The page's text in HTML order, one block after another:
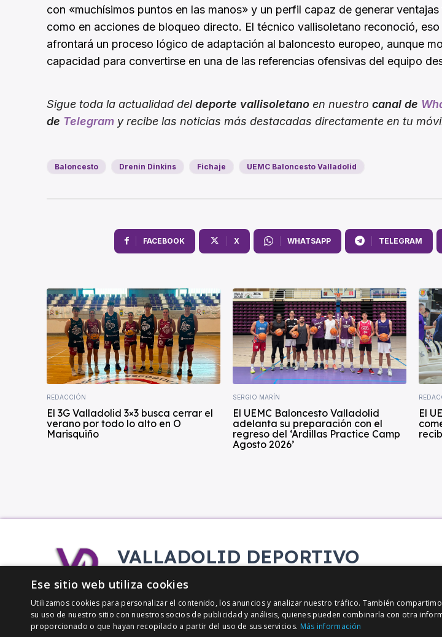
con «muchísimos puntos en las manos» y un perfil capaz de generar
como en acciones de bloqueo directo. El técnico vallisoletano reconoció,
afrontará un proceso lógico de adaptación al baloncesto europeo, aunque
capacidad para convertirse en una de las referencias ofensivas del equipo
Sigue toda la actualidad deldeporte vallisoletano en nuestro canal de
de Telegram y recibe las noticias más destacadas directamente en tu
Baloncesto Drenin Dinkins Fichaje UEMC Baloncesto Valladolid
FACEBOOK X WHATSAPP TELEGRAM
REDACCIÓN
El 3G Valladolid 3×3 busca cerrar el
verano por todo lo alto en O
Marisquiño
SERGIO MARÍN
El UEMC Baloncesto Valladolid
adelanta su preparación con el
regreso del ‘Ardillas Practice Camp
Agosto 2026’
El
VALLADOLID DEPORTIVO
Ese sitio web utiliza cookies
Utilizamos cookies para personalizar el contenido, los anuncios y analizar nuestro tráfico. También
su uso de nuestro sitio con nuestros socios de publicidad y análisis, quienes pueden combinarla con otra
proporcionado o que hayan recopilado a partir del uso de sus servicios. Más información